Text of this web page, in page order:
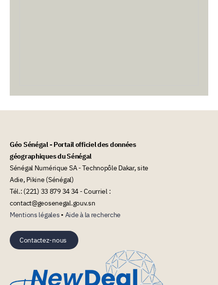
Géo Sénégal - Portail officiel des données
géographiques du Sénégal
Sénégal Numérique SA - Technopôle Dakar, site
Adie, Pikine (Sénégal)
Tél.: (221) 33 879 34 34 - Courriel :
contact@geosenegal.gouv.sn
Mentions légales • Aide à la recherche
Contactez-nous